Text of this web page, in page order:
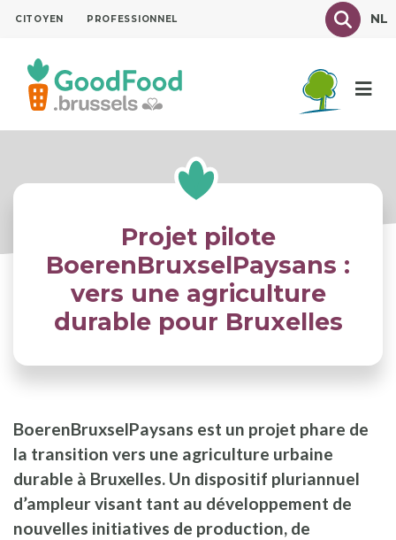
Aller
contenu
principal
CITOYEN PROFESSIONNEL TexteNL
Projet pilote
BoerenBruxselPaysans :
vers une agriculture
durable pour Bruxelles
BoerenBruxselPaysans est un projet phare de
la transition vers une agriculture urbaine
durable à Bruxelles. Un dispositif pluriannuel
d’ampleur visant tant au développement de
nouvelles initiatives de production, de